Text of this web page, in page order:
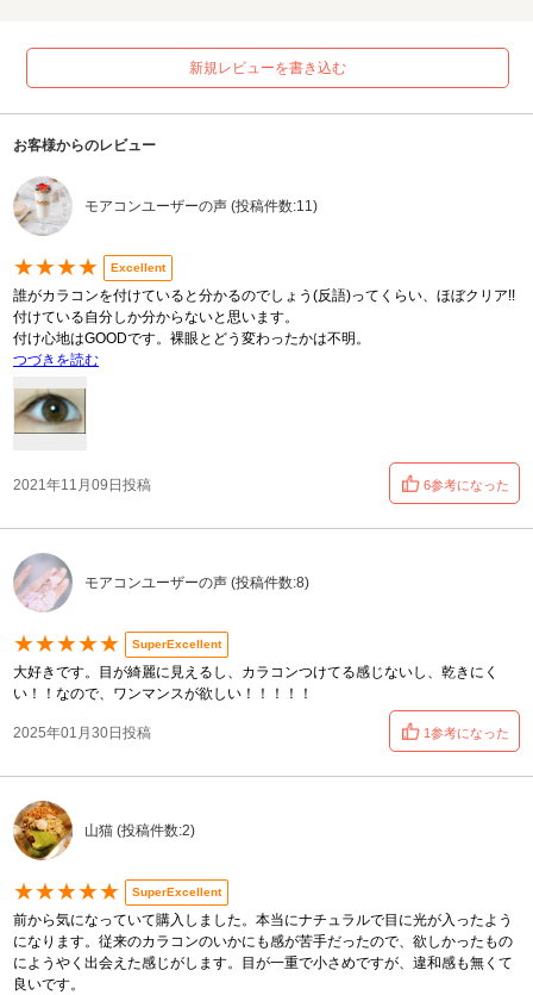
新規レビューを書き込む
お客様からのレビュー
モアコンユーザーの声 (投稿件数:11)
★★★★ Excellent
誰がカラコンを付けていると分かるのでしょう(反語)ってくらい、ほぼクリア!!
付けている自分しか分からないと思います。
付け心地はGOODです。裸眼とどう変わったかは不明。
つづきを読む
2021年11月09日投稿 6参考になった
モアコンユーザーの声 (投稿件数:8)
★★★★★ SuperExcellent
大好きです。目が綺麗に見えるし、カラコンつけてる感じないし、乾きにく
い！！なので、ワンマンスが欲しい！！！！！
2025年01月30日投稿 1参考になった
山猫 (投稿件数:2)
★★★★★ SuperExcellent
前から気になっていて購入しました。本当にナチュラルで目に光が入ったよう
になります。従来のカラコンのいかにも感が苦手だったので、欲しかったもの
にようやく出会えた感じがします。目が一重で小さめですが、違和感も無くて
良いです。